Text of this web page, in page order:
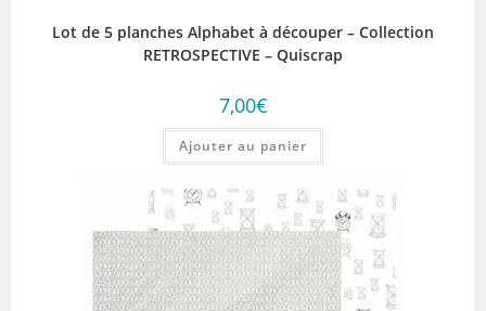
Lot de 5 planches Alphabet à découper – Collection
RETROSPECTIVE – Quiscrap
7,00€
Ajouter au panier